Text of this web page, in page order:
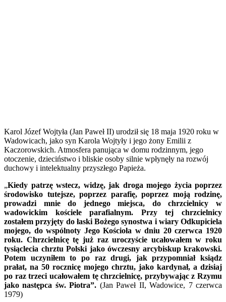
Karol Józef Wojtyła (Jan Paweł II) urodził się 18 maja 1920 roku w
Wadowicach, jako syn Karola Wojtyły i jego żony Emilii z
Kaczorowskich. Atmosfera panująca w domu rodzinnym, jego
otoczenie, dzieciństwo i bliskie osoby silnie wpłynęły na rozwój
duchowy i intelektualny przyszłego Papieża.
„Kiedy patrzę wstecz, widzę, jak droga mojego życia poprzez
środowisko tutejsze, poprzez parafię, poprzez moją rodzinę,
prowadzi mnie do jednego miejsca, do chrzcielnicy w
wadowickim kościele parafialnym. Przy tej chrzcielnicy
zostałem przyjęty do łaski Bożego synostwa i wiary Odkupiciela
mojego, do wspólnoty Jego Kościoła w dniu 20 czerwca 1920
roku. Chrzcielnicę tę już raz uroczyście ucałowałem w roku
tysiąclecia chrztu Polski jako ówczesny arcybiskup krakowski.
Potem uczyniłem to po raz drugi, jak przypomniał ksiądz
prałat, na 50 rocznicę mojego chrztu, jako kardynał, a dzisiaj
po raz trzeci ucałowałem tę chrzcielnicę, przybywając z Rzymu
jako następca św. Piotra”. (Jan Paweł II, Wadowice, 7 czerwca
1979)